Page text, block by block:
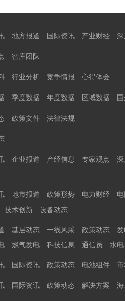
地方报道 国际资讯 产业财经
智库团队
行业分析 竞争情报 心得体会
季度数据 年度数据 区域数据
政策文件 法律法规
企业报道 产经信息 专家观点
地市报道 政策形势 电力财经
技术创新 设备动态
基层动态 一线风采 政策动态
燃气发电 科技信息 通信员 水电
国际资讯 政策动态 电池组件
国际资讯 政策动态 解决方案